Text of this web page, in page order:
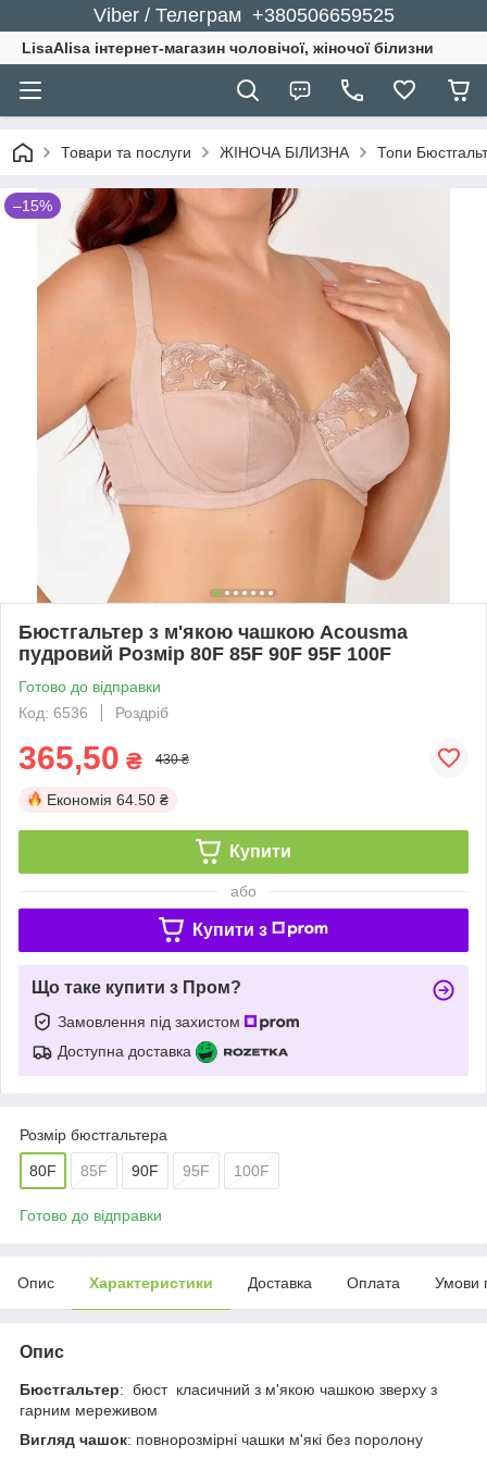
Viber / Телеграм +380506659525
LisaAlisa інтернет-магазин чоловічої, жіночої білизни
Товари та послуги ЖІНОЧА БІЛИЗНА Топи
–15%
Бюстгальтер з м'якою чашкою Acousma
пудровий Розмір 80F 85F 90F 95F 100F
Готово до відправки
Код: 6536
Роздріб
365,50 ₴ 430 ₴
Економія 64.50 ₴
Купити
або
Купити з
Що таке купити з Пром?
Замовлення під захистом
Доступна доставка
Розмір бюстгальтера
80F 85F 90F 95F 100F
Готово до відправки
Опис Характеристики Доставка Оплата Умови
Опис
Бюстгальтер: бюст класичний з м'якою чашкою зверху з
гарним мереживом
Вигляд чашок: повнорозмірні чашки м'які без поролону